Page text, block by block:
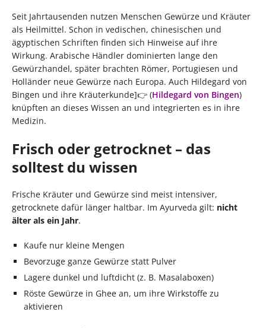
Seit Jahrtausenden nutzen Menschen Gewürze und Kräuter
als Heilmittel. Schon in vedischen, chinesischen und
ägyptischen Schriften finden sich Hinweise auf ihre
Wirkung. Arabische Händler dominierten lange den
Gewürzhandel, später brachten Römer, Portugiesen und
Holländer neue Gewürze nach Europa. Auch Hildegard von
Bingen und ihre Kräuterkunde]👉 (Hildegard von Bingen)
knüpften an dieses Wissen an und integrierten es in ihre
Medizin.
Frisch oder getrocknet – das
solltest du wissen
Frische Kräuter und Gewürze sind meist intensiver,
getrocknete dafür länger haltbar. Im Ayurveda gilt: nicht
älter als ein Jahr.
Kaufe nur kleine Mengen
Bevorzuge ganze Gewürze statt Pulver
Lagere dunkel und luftdicht (z. B. Masalaboxen)
Röste Gewürze in Ghee an, um ihre Wirkstoffe zu
aktivieren